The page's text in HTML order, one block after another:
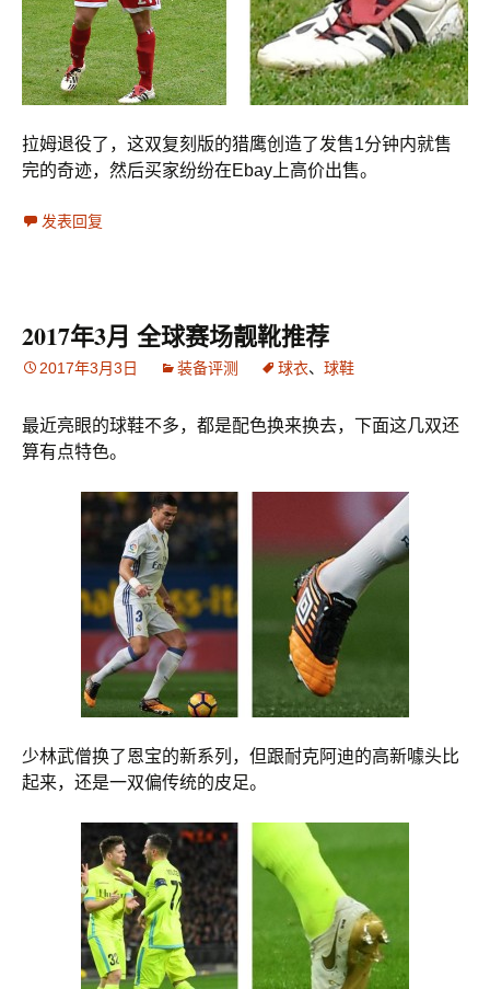
拉姆退役了，这双复刻版的猎鹰创造了发售1分钟内就售
完的奇迹，然后买家纷纷在Ebay上高价出售。
发表回复
2017年3月 全球赛场靓靴推荐
2017年3月3日 装备评测 球衣、 球鞋
最近亮眼的球鞋不多，都是配色换来换去，下面这几双还
算有点特色。
少林武僧换了恩宝的新系列，但跟耐克阿迪的高新噱头比
起来，还是一双偏传统的皮足。